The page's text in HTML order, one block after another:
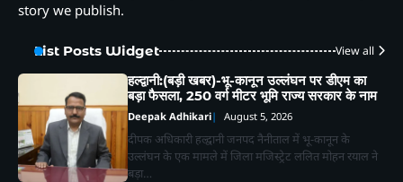
story we publish.
List Posts Widget View all
हल्द्वानी:(बड़ी खबर)-भू-कानून उल्लंघन पर डीएम का
बड़ा फैसला, 250 वर्ग मीटर भूमि राज्य सरकार के नाम
Deepak Adhikari August 5, 2026
दीपक अधिकारी हल्द्वानी जनपद नैनीताल में भू-कानून के
उल्लंघन के एक मामले में जिला मजिस्ट्रेट ललित मोहन रयाल ने
बड़ा…